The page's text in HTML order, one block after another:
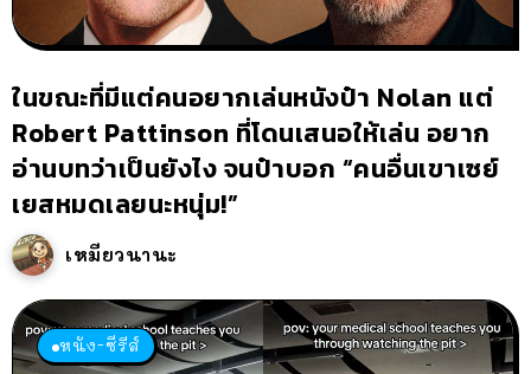
ในขณะที่มีแต่คนอยากเล่นหนังป๋า Nolan แต่
Robert Pattinson ที่โดนเสนอให้เล่น อยาก
อ่านบทว่าเป็นยังไง จนป๋าบอก “คนอื่นเขาเซย์
เยสหมดเลยนะหนุ่ม!”
เหมียวนานะ
หนัง-ซีรีส์